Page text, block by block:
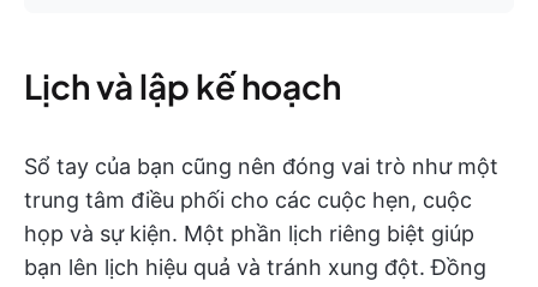
Lịch và lập kế hoạch
Sổ tay của bạn cũng nên đóng vai trò như một
trung tâm điều phối cho các cuộc hẹn, cuộc
họp và sự kiện. Một phần lịch riêng biệt giúp
bạn lên lịch hiệu quả và tránh xung đột. Đồng